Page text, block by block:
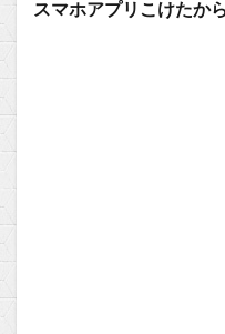
スマホアプリこけたか